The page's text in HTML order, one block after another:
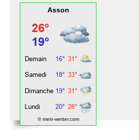
Asson
© mein-wetter.com